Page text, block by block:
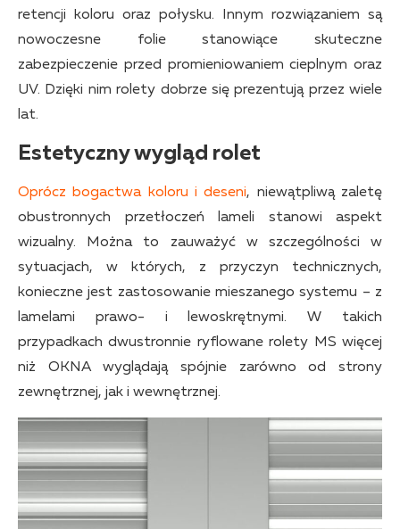
retencji koloru oraz połysku. Innym rozwiązaniem są
nowoczesne folie stanowiące skuteczne
zabezpieczenie przed promieniowaniem cieplnym oraz
UV. Dzięki nim rolety dobrze się prezentują przez wiele
lat.
Estetyczny wygląd rolet
Oprócz bogactwa koloru i deseni, niewątpliwą zaletę
obustronnych przetłoczeń lameli stanowi aspekt
wizualny. Można to zauważyć w szczególności w
sytuacjach, w których, z przyczyn technicznych,
konieczne jest zastosowanie mieszanego systemu – z
lamelami prawo- i lewoskrętnymi. W takich
przypadkach dwustronnie ryflowane rolety MS więcej
niż OKNA wyglądają spójnie zarówno od strony
zewnętrznej, jak i wewnętrznej.